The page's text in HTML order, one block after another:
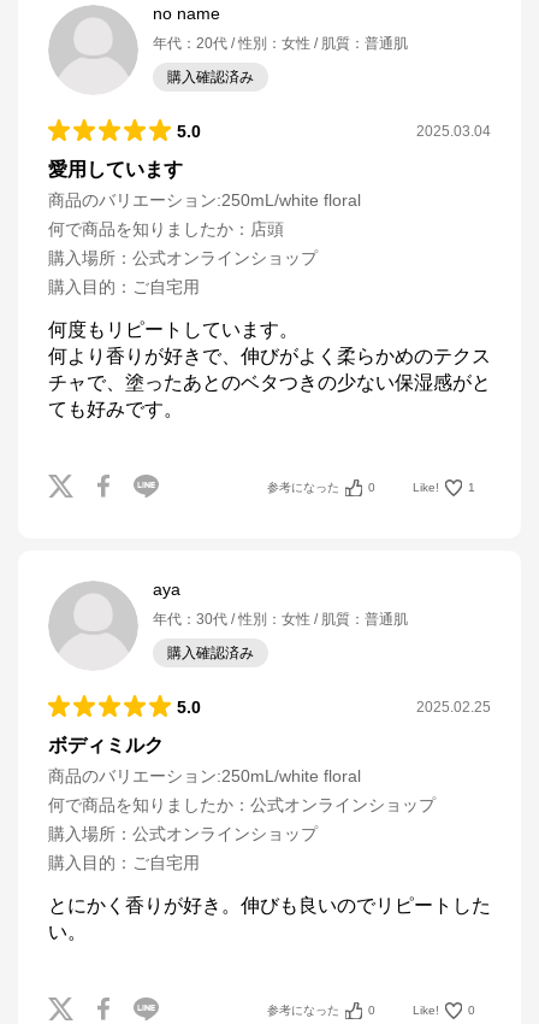
no name
年代 ： 20代 性別 ： 女性 肌質 ： 普通肌
購入確認済み
5.0 2025.03.04
愛用しています
商品のバリエーション:250mL/white floral
何で商品を知りましたか ： 店頭
購入場所 ： 公式オンラインショップ
購入目的 ： ご自宅用
何度もリピートしています。
何より香りが好きで、伸びがよく柔らかめのテクス
チャで、塗ったあとのベタつきの少ない保湿感がと
ても好みです。
参考になった 0 Like! 1
aya
年代 ： 30代 性別 ： 女性 肌質 ： 普通肌
購入確認済み
5.0 2025.02.25
ボディミルク
商品のバリエーション:250mL/white floral
何で商品を知りましたか ： 公式オンラインショップ
購入場所 ： 公式オンラインショップ
購入目的 ： ご自宅用
とにかく香りが好き。伸びも良いのでリピートした
い。
参考になった 0 Like! 0